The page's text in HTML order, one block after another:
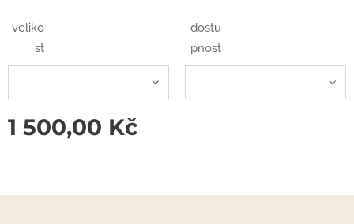
veliko
st
dostu
pnost
1 500,00 Kč